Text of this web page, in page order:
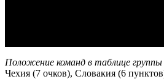
Положение команд в таблице
Чехия (7 очков), Словакия (6